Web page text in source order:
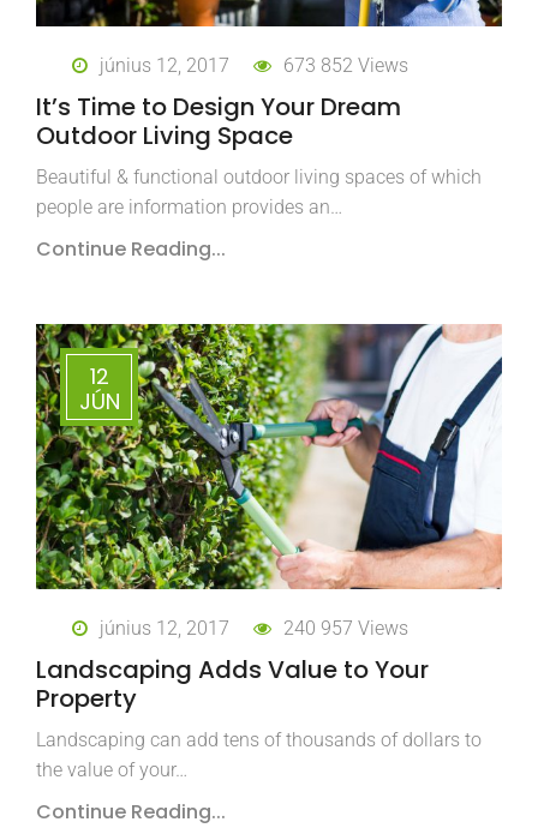
június 12, 2017 673 852 Views
It’s Time to Design Your Dream
Outdoor Living Space
Beautiful & functional outdoor living spaces of which
people are information provides an…
Continue Reading...
12
JÚN
június 12, 2017 240 957 Views
Landscaping Adds Value to Your
Property
Landscaping can add tens of thousands of dollars to
the value of your…
Continue Reading...